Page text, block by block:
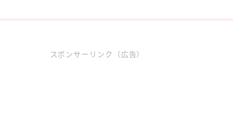
スポンサーリンク（広告）